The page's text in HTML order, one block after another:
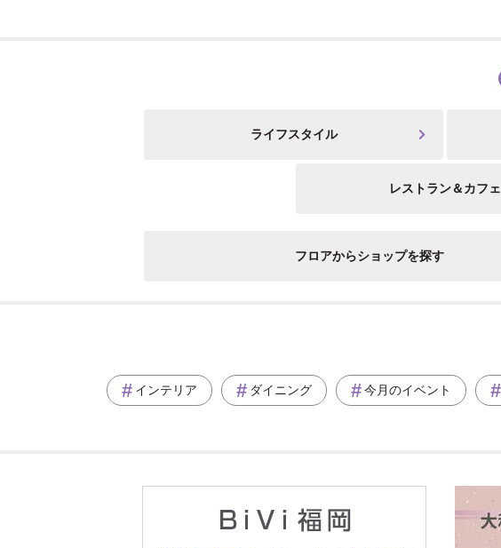
ライフスタイル
レストラン＆カフェ
フロアからショップを探す
インテリア ダイニング 今月のイベント